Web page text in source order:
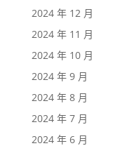
2024 年 12 月
2024 年 11 月
2024 年 10 月
2024 年 9 月
2024 年 8 月
2024 年 7 月
2024 年 6 月